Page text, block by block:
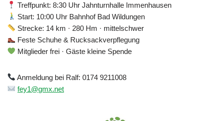
Treffpunkt: 8:30 Uhr Jahnturnhalle Immenhausen
Start: 10:00 Uhr Bahnhof Bad Wildungen
Strecke: 14 km · 280 Hm · mittelschwer
Feste Schuhe & Rucksackverpflegung
Mitglieder frei · Gäste kleine Spende
Anmeldung bei Ralf: 0174 9211008
fey1@gmx.net